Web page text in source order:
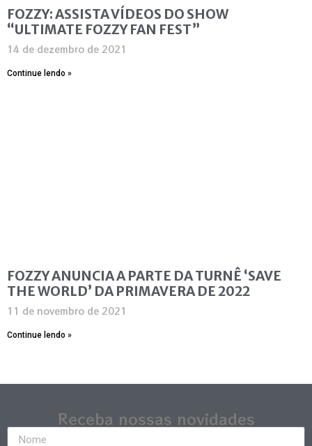
FOZZY: ASSISTA VÍDEOS DO SHOW
“ULTIMATE FOZZY FAN FEST”
14 de dezembro de 2021
Continue lendo »
FOZZY ANUNCIA A PARTE DA TURNÊ ‘SAVE
THE WORLD’ DA PRIMAVERA DE 2022
11 de novembro de 2021
Continue lendo »
Receba nossas novidades